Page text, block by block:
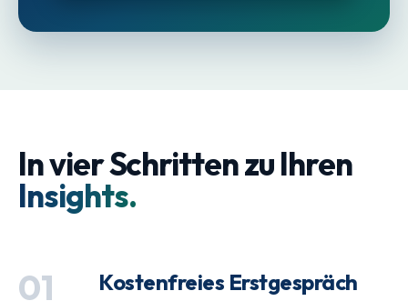
In vier Schritten zu Ihren
Insights.
01 Kostenfreies Erstgespräch